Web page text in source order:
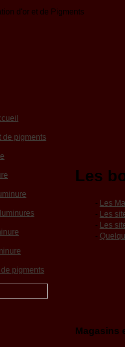
Les
-
Les
-
Les
-
Les
-
Magasins